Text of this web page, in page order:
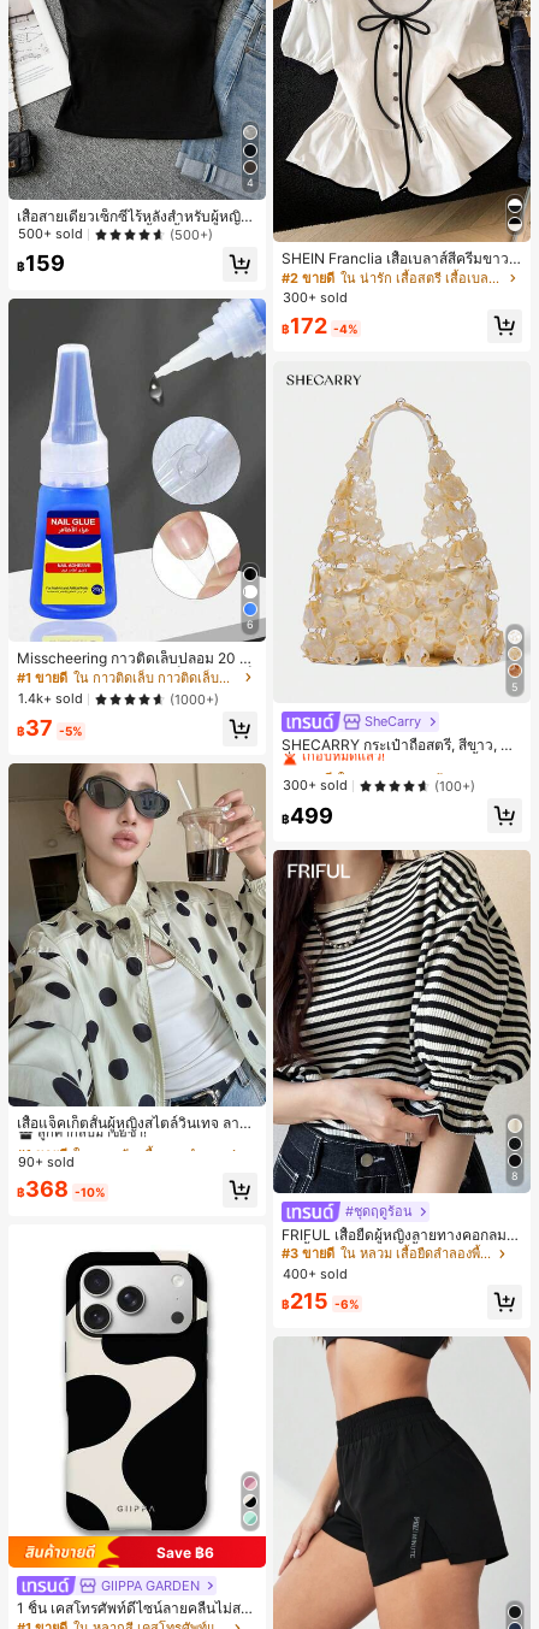
4
เสื้อสายเดี่ยวเซ็กซี่ไร้หลังสำหรับผู้หญิง
พร้อมบราแบบมีฟองน้ำ, เสื้อกล้ามแขน
500+ sold (500+)
฿159
6
Misscheering กาวติดเล็บปลอม 20 กรั
ม แรงยึดสูง เจลสติกเกอร์เล็บนุ่ม แห้งเร็
ว เหมาะสำหรับผู้เริ่มต้นทำเล็บ ติดทนน
าน
#1 ขายดี
ใน กาวติดเล็บ กาวติดเล็บและสารยึดติด
1.4k+ sold
(1000+)
฿37 -5%
เสื้อแจ็คเก็ตสั้นผู้หญิงสไตล์วินเทจ ลายจุ
ดขนาดใหญ่ คอตั้ง เอวเข้ารูป แขนพอง
ทรงหลวม แฟชั่นอเนกประสงค์ สำหรับใ
ส่ประจำวันและไปเที่ยวพักผ่อน
#1 ขายดี
ใน กระเป๋า เสื้อคลุมลำลอง
ลูกค้ากลับมาซื้อซ้ำ!
#1 ขายดี ใน กระเป๋า เสื้อคลุมลำลอง
ลูกค้ากลับมาซื้อซ้ำ!
#1 ขายดี ใน กระเป๋า เสื้อคลุมลำลอง
ลูกค้ากลับมาซื้อซ้ำ!
#1 ขายดี
ใน กระเป๋า เสื้อคลุมลำลอง
90+ sold
฿368 -10%
Save ฿6
GIIPPA GARDEN
1 ชิ้น เคสโทรศัพท์ดีไซน์ลายคลื่นไม่สม
มาตรสำหรับ Phone 17 Pro Max, เหม
SHEIN Franclia เสื้อเบลาส์สีครีมขาวนุ่
มนวล เอวรูด, แต่งขอบตัดกัน + โบว์ผูก,
แขนพอง จับคู่กับกระโปรงชายระบาย,
กวัน
#2 ขายดี
ใน น่ารัก เสื้อสตรี เสื้อเบลาส์ & Tee
300+ sold
฿172 -4%
5
SheCarry
SHECARRY กระเป๋าถือสตรี, สีขาว, แฟ
ชั่น, สง่างาม, วันหยุด, งานปาร์ตี้
#1 ขายดี
เกือบหมดแล้ว!
#1 ขายดี
เกือบหมดแล้ว!
#1 ขายดี
เกือบหมดแล้ว!
#1 ขายดี
ใน บรรยากาศฤดูร้อน กระเป๋าหูหิ้วด้านบนผู้หญิง
เกือบหมดแล้ว!
300+ sold (100+)
฿499
8
#ชุดฤดูร้อน
FRIFUL เสื้อยืดผู้หญิงลายทางคอกลมแ
ขนสั้นปลายแขนพับ เสื้อยืดกราฟิกฤดูร้
อน
#3 ขายดี
ใน หลวม เสื้อยืดลำลองพื้นฐาน
400+ sold
฿215 -6%